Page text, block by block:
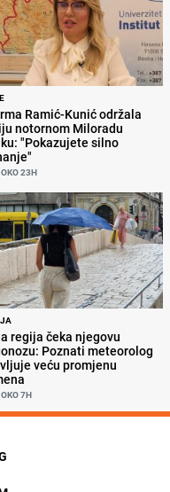
Ramić-Kunić održala
notornom Miloradu
"Pokazujete silno
23H
regija čeka njegovu
Poznati meteorolog
veću promjenu
7H